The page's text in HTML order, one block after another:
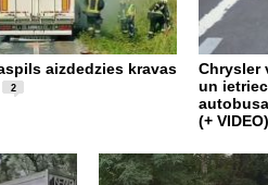
aizdedzies kravas
2
Chrysler
un
(+ VIDEO)